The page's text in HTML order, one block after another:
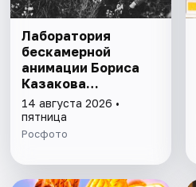
Лаборатория
бескамерной
анимации Бориса
Казакова
«Параллельные
истории»
14 августа 2026 •
пятница
Росфото